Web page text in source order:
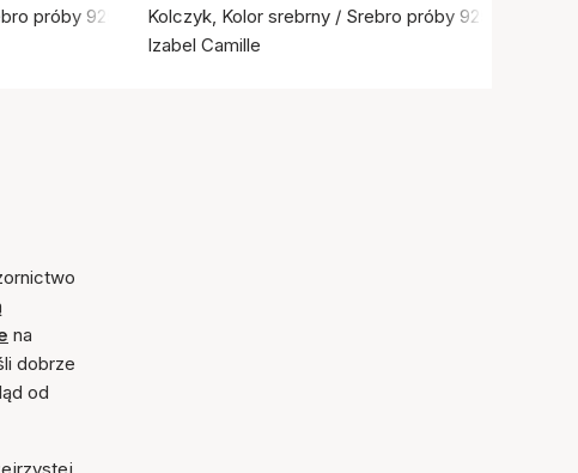
próby 925
Kolczyk, Kolor srebrny / Srebro próby 925
Izabel Camille
na
dobrze
od